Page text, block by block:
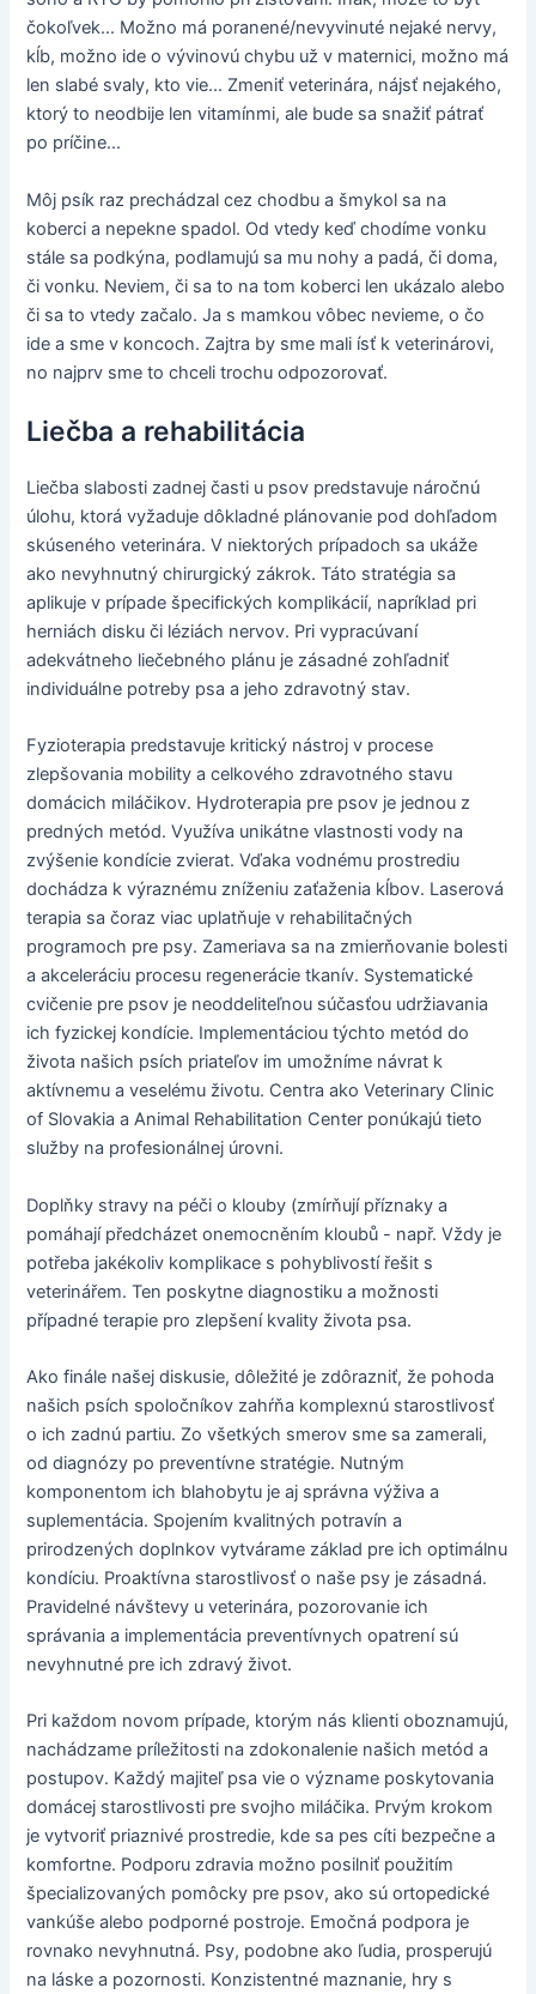
čokoľvek... Možno má poranené/nevyvinuté nejaké nervy,
kĺb, možno ide o vývinovú chybu už v maternici, možno má
len slabé svaly, kto vie... Zmeniť veterinára, nájsť nejakého,
ktorý to neodbije len vitamínmi, ale bude sa snažiť pátrať
po príčine...
Môj psík raz prechádzal cez chodbu a šmykol sa na
koberci a nepekne spadol. Od vtedy keď chodíme vonku
stále sa podkýna, podlamujú sa mu nohy a padá, či doma,
či vonku. Neviem, či sa to na tom koberci len ukázalo alebo
či sa to vtedy začalo. Ja s mamkou vôbec nevieme, o čo
ide a sme v koncoch. Zajtra by sme mali ísť k veterinárovi,
no najprv sme to chceli trochu odpozorovať.
Liečba a rehabilitácia
Liečba slabosti zadnej časti u psov predstavuje náročnú
úlohu, ktorá vyžaduje dôkladné plánovanie pod dohľadom
skúseného veterinára. V niektorých prípadoch sa ukáže
ako nevyhnutný chirurgický zákrok. Táto stratégia sa
aplikuje v prípade špecifických komplikácií, napríklad pri
herniách disku či léziách nervov. Pri vypracúvaní
adekvátneho liečebného plánu je zásadné zohľadniť
individuálne potreby psa a jeho zdravotný stav.
Fyzioterapia predstavuje kritický nástroj v procese
zlepšovania mobility a celkového zdravotného stavu
domácich miláčikov. Hydroterapia pre psov je jednou z
predných metód. Využíva unikátne vlastnosti vody na
zvýšenie kondície zvierat. Vďaka vodnému prostrediu
dochádza k výraznému zníženiu zaťaženia kĺbov. Laserová
terapia sa čoraz viac uplatňuje v rehabilitačných
programoch pre psy. Zameriava sa na zmierňovanie bolesti
a akceleráciu procesu regenerácie tkanív. Systematické
cvičenie pre psov je neoddeliteľnou súčasťou udržiavania
ich fyzickej kondície. Implementáciou týchto metód do
života našich psích priateľov im umožníme návrat k
aktívnemu a veselému životu. Centra ako Veterinary Clinic
of Slovakia a Animal Rehabilitation Center ponúkajú tieto
služby na profesionálnej úrovni.
Doplňky stravy na péči o klouby (zmírňují příznaky a
pomáhají předcházet onemocněním kloubů - např. Vždy je
potřeba jakékoliv komplikace s pohyblivostí řešit s
veterinářem. Ten poskytne diagnostiku a možnosti
případné terapie pro zlepšení kvality života psa.
Ako finále našej diskusie, dôležité je zdôrazniť, že pohoda
našich psích spoločníkov zahŕňa komplexnú starostlivosť
o ich zadnú partiu. Zo všetkých smerov sme sa zamerali,
od diagnózy po preventívne stratégie. Nutným
komponentom ich blahobytu je aj správna výživa a
suplementácia. Spojením kvalitných potravín a
prirodzených doplnkov vytvárame základ pre ich optimálnu
kondíciu. Proaktívna starostlivosť o naše psy je zásadná.
Pravidelné návštevy u veterinára, pozorovanie ich
správania a implementácia preventívnych opatrení sú
nevyhnutné pre ich zdravý život.
Pri každom novom prípade, ktorým nás klienti oboznamujú,
nachádzame príležitosti na zdokonalenie našich metód a
postupov. Každý majiteľ psa vie o význame poskytovania
domácej starostlivosti pre svojho miláčika. Prvým krokom
je vytvoriť priaznivé prostredie, kde sa pes cíti bezpečne a
komfortne. Podporu zdravia možno posilniť použitím
špecializovaných pomôcky pre psov, ako sú ortopedické
vankúše alebo podporné postroje. Emočná podpora je
rovnako nevyhnutná. Psy, podobne ako ľudia, prosperujú
na láske a pozornosti. Konzistentné maznanie, hry s